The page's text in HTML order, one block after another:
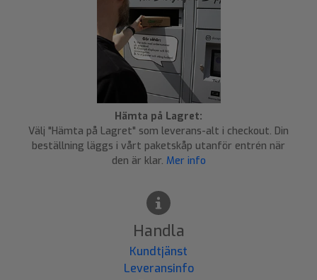
Hämta på Lagret:
Välj "Hämta på Lagret" som leverans-alt i checkout. Din
beställning läggs i vårt paketskåp utanför entrén när
den är klar. Mer info
Handla
Kundtjänst
Leveransinfo